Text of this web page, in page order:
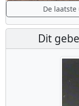
De
Dit